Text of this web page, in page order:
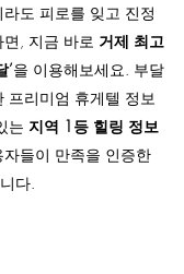
도 피로를 잊고 진정
, 지금 바로 거제 최고
’을 이용해보세요. 부달
프리미엄 휴게텔 정보
는 지역 1등 힐링 정보
들이 만족을 인증한
다.